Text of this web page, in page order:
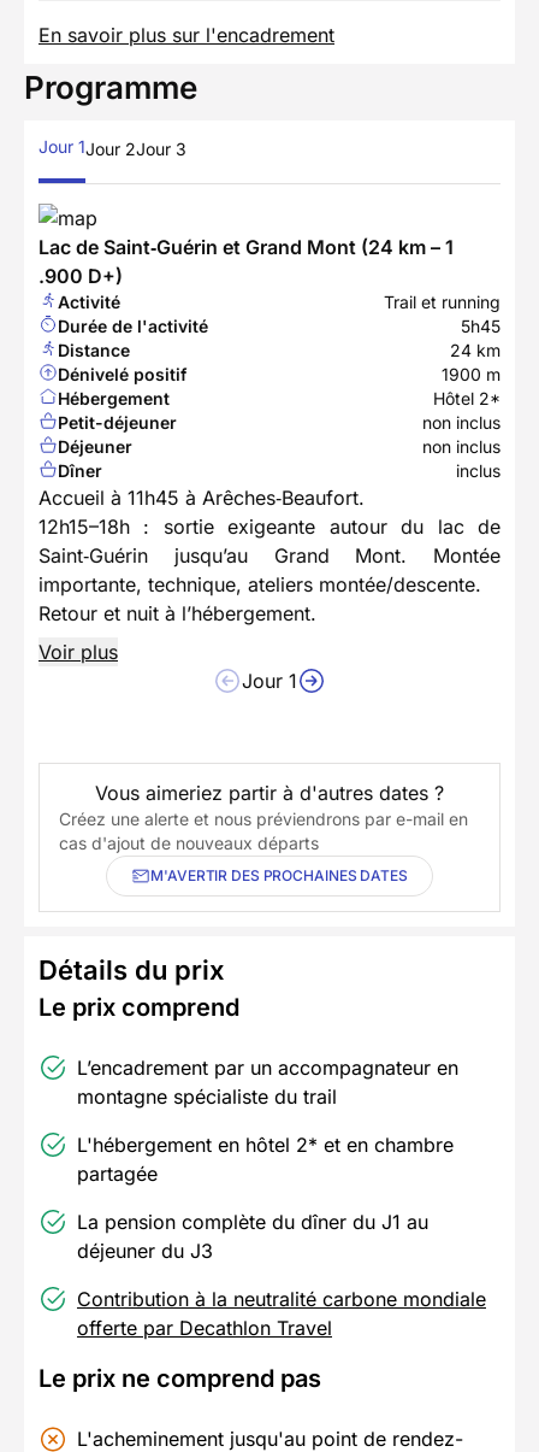
En savoir plus sur l'encadrement
Programme
Jour 1Jour 2Jour 3
Lac de Saint‑Guérin et Grand Mont (24 km – 1
.900 D+)
Activité
Trail et running
Durée de l'activité
5h45
Distance
24 km
Dénivelé positif
1900 m
Hébergement
Hôtel 2*
Petit-déjeuner
non inclus
Déjeuner
non inclus
Dîner
inclus
Accueil à 11h45 à Arêches‑Beaufort.
12h15–18h : sortie exigeante autour du lac de
Saint‑Guérin jusqu’au Grand Mont. Montée
importante, technique, ateliers montée/descente.
Retour et nuit à l’hébergement.
Voir plus
Jour 1
Vous aimeriez partir à d'autres dates ?
Créez une alerte et nous préviendrons par e-mail en
cas d'ajout de nouveaux départs
M'AVERTIR DES PROCHAINES DATES
Détails du prix
Le prix comprend
L’encadrement par un accompagnateur en
montagne spécialiste du trail
L'hébergement en hôtel 2* et en chambre
partagée
La pension complète du dîner du J1 au
déjeuner du J3
Contribution à la neutralité carbone mondiale
offerte par Decathlon Travel
Le prix ne comprend pas
L'acheminement jusqu'au point de rendez-